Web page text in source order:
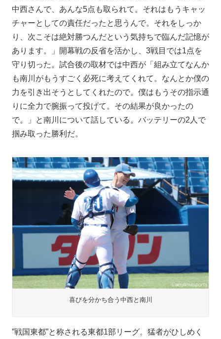
中西さんで、あんな5点も取られて。それはもうキャッ
チャーとしての責任だったと思うんで。それをしっか
り、次こそは絶対勝つんだという気持ちで臨んだ記憶が
あります。」開幕戦の反省を活かし、3戦目では1点を
守り切った。試合後の取材では中西が「組み立てなんか
も南川がもうすごく必死に考えてくれて。なんとか僕の
力を引き出そうとしてくれたので。僕はもうその指示通
りに全力で腕振って投げて。その結果が良かったの
で。」と南川について話している。バッテリーの2人で
掴み取った勝利だ。
喜びを分かち合う中西と南川
”戦国東都”と称される東都1部リーグ。猛者がひしめく